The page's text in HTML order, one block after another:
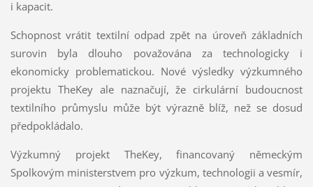
i kapacit.
Schopnost vrátit textilní odpad zpět na úroveň základních
surovin byla dlouho považována za technologicky i
ekonomicky problematickou. Nové výsledky výzkumného
projektu TheKey ale naznačují, že cirkulární budoucnost
textilního průmyslu může být výrazně blíž, než se dosud
předpokládalo.
Výzkumný projekt TheKey, financovaný německým
Spolkovým ministerstvem pro výzkum, technologii a vesmír,